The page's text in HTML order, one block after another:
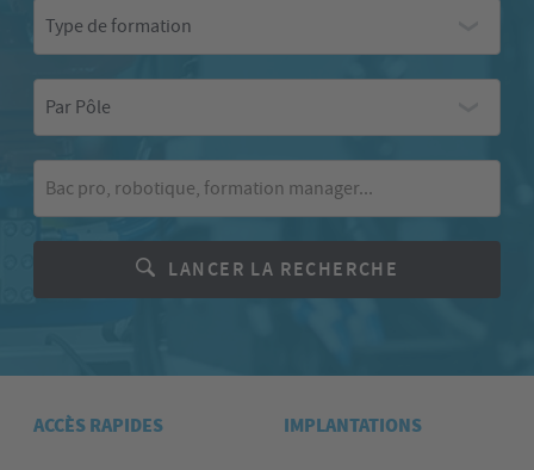
de
Type de formation
Pôle
Par Pôle
clé
LANCER LA RECHERCHE
ACCÈS RAPIDES IMPLANTATIONS